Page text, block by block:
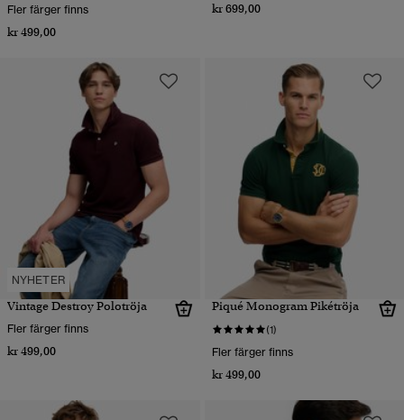
Fler färger finns
kr 499,00
kr 699,00
NYHETER
Vintage Destroy Polotröja
Fler färger finns
kr 499,00
Piqué Monogram Pikétröja
(1)
Fler färger finns
kr 499,00